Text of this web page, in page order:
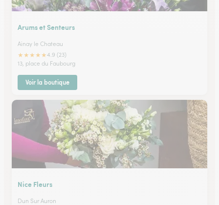
Arums et Senteurs
Ainay le Chateau
★★★★★4.9 (23)
13, place du Faubourg
Voir la boutique
Nice Fleurs
Dun Sur Auron